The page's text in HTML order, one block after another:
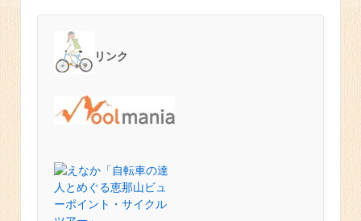
リンク